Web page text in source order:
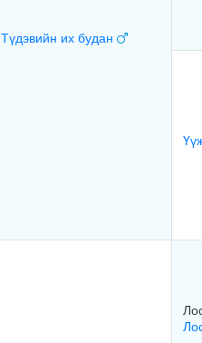
их будан